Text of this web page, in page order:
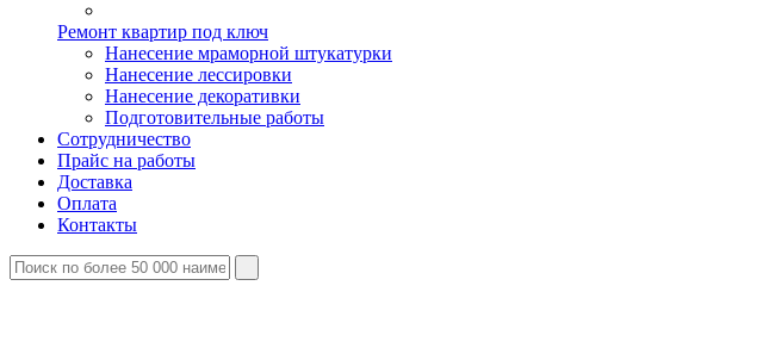
Ремонт квартир под ключ
Нанесение мраморной штукатурки
Нанесение лессировки
Нанесение декоративки
Подготовительные работы
Сотрудничество
Прайс на работы
Доставка
Оплата
Контакты